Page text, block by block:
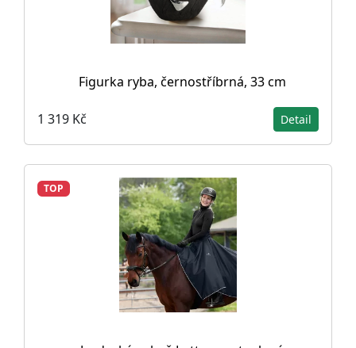
Figurka ryba, černostříbrná, 33 cm
1 319 Kč Detail
TOP